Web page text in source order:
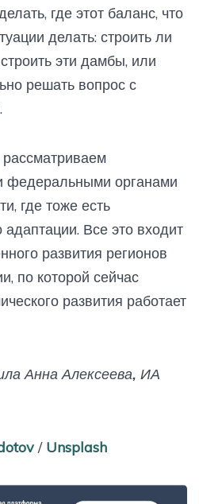
где этот баланс, что
делать: строить ли
эти дамбы, или
решать вопрос с
федеральными органами
где тоже есть
Все это входит
развития регионов
по которой сейчас
развития работает
Анна Алексеева, ИА
/ Unsplash